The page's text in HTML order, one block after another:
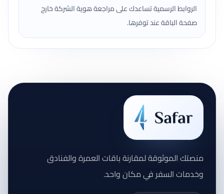
الروابط الرسمية تساعدك على مراجعة هوية الشركة خارج
صفحة الباقة عند توفرها.
منصتك الموثوقة لمقارنة باقات العمرة والفنادق
وخدمات السفر في مكان واحد.